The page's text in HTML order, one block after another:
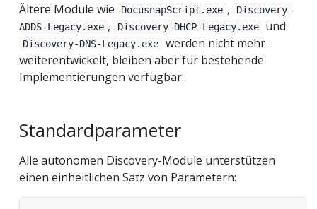
Ältere Module wie DocusnapScript.exe ,
Discovery-
ADDS-Legacy.exe , Discovery-DHCP-Legacy.exe und
Discovery-DNS-Legacy.exe
werden nicht mehr
weiterentwickelt, bleiben aber für bestehende
Implementierungen verfügbar.
Standardparameter
Alle autonomen Discovery-Module unterstützen
einen einheitlichen Satz von Parametern: